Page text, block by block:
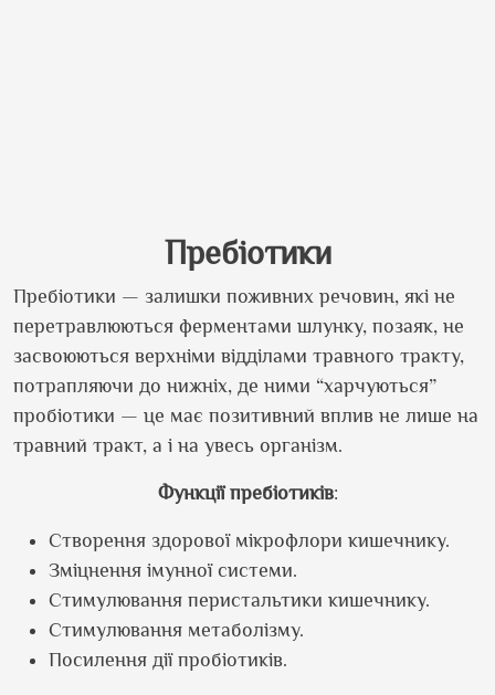
Пребіотики
Пребіотики — залишки поживних речовин, які не
перетравлюються ферментами шлунку, позаяк, не
засвоюються верхніми відділами травного тракту,
потрапляючи до нижніх, де ними “харчуються”
пробіотики — це має позитивний вплив не лише на
травний тракт, а і на увесь організм.
Функції пребіотиків:
Створення здорової мікрофлори кишечнику.
Зміцнення імунної системи.
Стимулювання перистальтики кишечнику.
Стимулювання метаболізму.
Посилення дії пробіотиків.